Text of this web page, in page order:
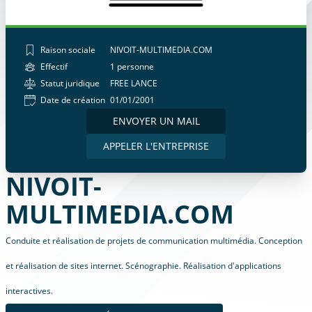
Raison sociale
NIVOIT-MULTIMEDIA.COM
Effectif
1 personne
Statut juridique
FREE LANCE
Date de création 01/01/2001
ENVOYER UN MAIL
APPELER L'ENTREPRISE
NIVOIT-
MULTIMEDIA.COM
Conduite et réalisation de projets de communication multimédia. Conception
et réalisation de sites internet. Scénographie. Réalisation d'applications
interactives.